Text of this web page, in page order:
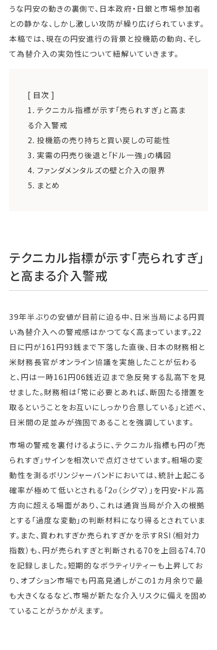
うな円安の動きの裏側で、日本政府・日銀と市場参加者
との静かな、しかし激しい攻防が繰り広げられています。
本稿では、現在の円安進行の背景と投機筋の動向、そし
て為替介入の実効性について紐解いていきます。
[ 目次 ]
1. テクニカル指標が示す「売られすぎ」と高ま
る介入警戒
2. 投機筋の売り持ちと買い戻しの可能性
3. 実需の円売り後退と「ドル一強」の構図
4. ファンダメンタルズの壁と介入の限界
5. まとめ
テクニカル指標が示す「売られすぎ」
と高まる介入警戒
39年半ぶりの安値が目前に迫る中、日米当局による円買
い為替介入への警戒感はかつてなく高まっています。22
日に円が161円93銭まで下落した直後、日本の財務相と
米財務長官がオンライン協議を実施したことが伝わる
と、円は一時161円06銭近辺まで急反発する乱高下を見
せました。財務相は「常に必要とあれば、断固たる措置を
取るということをお互いにしっかり合意している」と述べ、
日米間の足並みが強固であることを強調しています。
市場の警戒を裏付けるように、テクニカル指標も円の「売
られすぎ」サインを相次いで点灯させています。相場の変
動性を測るボリンジャーバンドにおいては、統計上起こる
確率が極めて低いとされる「2σ（シグマ）」を円安・ドル高
方向に超える場面があり、これは通貨当局が介入の根拠
とする「過度な変動」の判断材料になり得るとされていま
す。また、買われすぎか売られすぎかを示すRSI（相対力
指数）も、円が売られすぎと判断される70を上回る74.70
を記録しました。短期的なボラティリティーも上昇してお
り、オプション市場でも円高見通しがこの1カ月余りで最
も大きくなるなど、市場が新たな介入リスクに備えを固め
ていることがうかがえます。